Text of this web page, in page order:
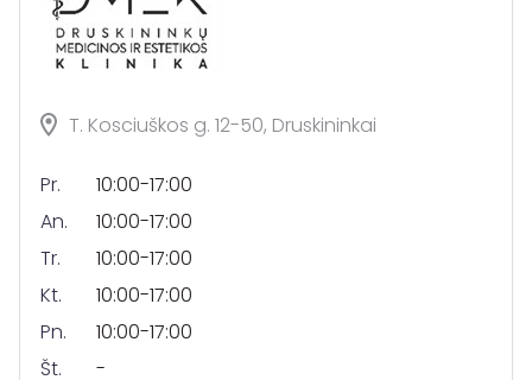
T. Kosciuškos g. 12-50, Druskininkai
Pr.
10:00-17:00
An.
10:00-17:00
Tr.
10:00-17:00
Kt.
10:00-17:00
Pn.
10:00-17:00
Št.
-